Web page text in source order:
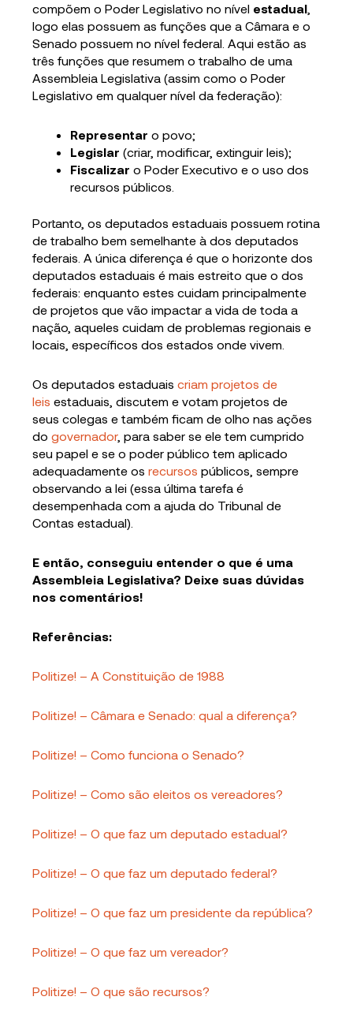
compõem o Poder Legislativo no nível estadual
logo elas possuem as funções que a Câmara e o
Senado possuem no nível federal. Aqui estão as
três funções que resumem o trabalho de uma
Assembleia Legislativa (assim como o Poder
Legislativo em qualquer nível da federação):
Representar o povo;
Legislar (criar, modificar, extinguir leis);
Fiscalizaro Poder Executivo e o uso dos
recursos públicos.
Portanto, os deputados estaduais possuem rotina
de trabalho bem semelhante à dos deputados
federais. A única diferença é que o horizonte dos
deputados estaduais é mais estreito que o dos
federais: enquanto estes cuidam principalmente
de projetos que vão impactar a vida de toda a
nação, aqueles cuidam de problemas regionais e
locais, específicos dos estados onde vivem.
Os deputados estaduaiscriam projetos de
leis estaduais, discutem e votam projetos de
seus colegas e também ficam de olho nas ações
dogovernador, para saber se ele tem cumprido
seu papel e se o poder público tem aplicado
adequadamente osrecursos públicos, sempre
observando a lei (essa última tarefa é
desempenhada com a ajuda do Tribunal de
Contas estadual).
E então, conseguiu entender o que é uma
Assembleia Legislativa? Deixe suas dúvidas
nos comentários!
Referências:
Politize! – A Constituição de 1988
Politize! – Câmara e Senado: qual a diferença?
Politize! – Como funciona o Senado?
Politize! – Como são eleitos os vereadores?
Politize! – O que faz um deputado estadual?
Politize! – O que faz um deputado federal?
Politize! – O que faz um presidente da república?
Politize! – O que faz um vereador?
Politize! – O que são recursos?